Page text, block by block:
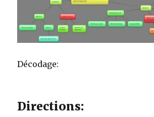
Décodage:
Directions: